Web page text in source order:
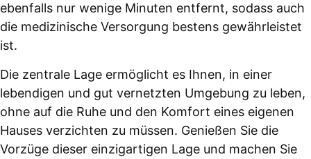
ebenfalls nur wenige Minuten entfernt, sodass auch
die medizinische Versorgung bestens gewährleistet
ist.
Die zentrale Lage ermöglicht es Ihnen, in einer
lebendigen und gut vernetzten Umgebung zu leben,
ohne auf die Ruhe und den Komfort eines eigenen
Hauses verzichten zu müssen. Genießen Sie die
Vorzüge dieser einzigartigen Lage und machen Sie